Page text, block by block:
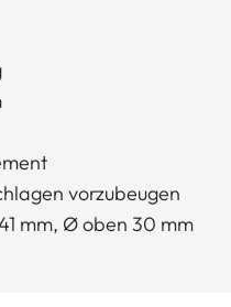
vorzubeugen
mm, Ø oben 30 mm